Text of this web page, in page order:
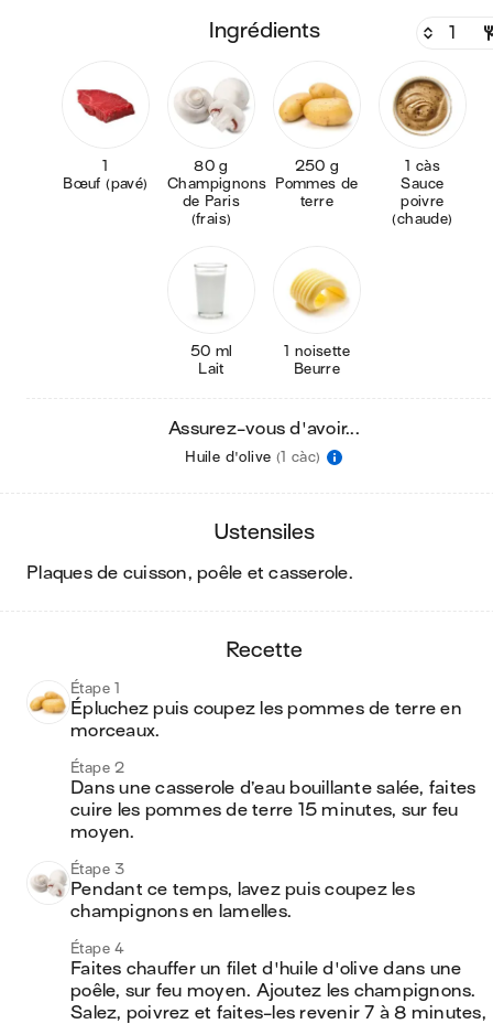
ingrédients
1
Bœuf (pavé)
80 g
Champignons
de Paris
(frais)
250 g
Pommes de
terre
1 càs
Sauce
poivre
(chaude)
50 ml
Lait
1 noisette
Beurre
Assurez-vous d'avoir...
Huile d'olive (1 càc)
ustensiles
plaques de cuisson, poêle et casserole.
recette
Étape 1
Épluchez puis coupez les pommes de terre en
morceaux.
Étape 2
Dans une casserole d’eau bouillante salée, faites
cuire les pommes de terre 15 minutes, sur feu
moyen.
Étape 3
Pendant ce temps, lavez puis coupez les
champignons en lamelles.
Étape 4
Faites chauffer un filet d'huile d'olive dans une
poêle, sur feu moyen. Ajoutez les champignons.
Salez, poivrez et faites-les revenir 7 à 8 minutes,